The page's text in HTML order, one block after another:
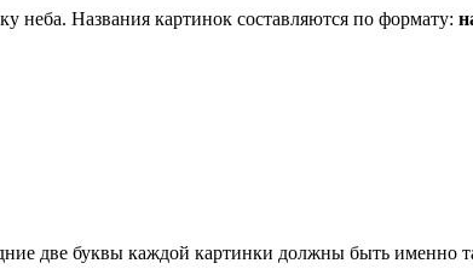
неба. Названия картинок составляются по формату:
две буквы каждой картинки должны быть именно